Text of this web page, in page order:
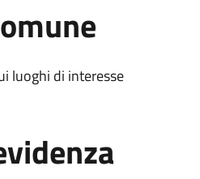
luoghi di interesse